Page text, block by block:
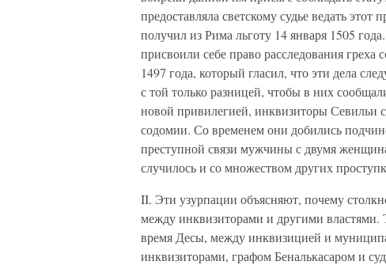
предоставляла светскому судье ведать
получил из Рима льготу 14 января 1505
присвоили себе право расследования греха
1497 года, который гласил, что эти дела
с той только разницей, чтобы в них
новой привилегией, инквизиторы Севильи
содомии. Со временем они добились
преступной связи мужчины с двумя
случилось и со множеством других
II. Эти узурпации объясняют, почему
между инквизиторами и другими
время Десы, между инквизицией и
инквизиторами, графом Беналькасаром и